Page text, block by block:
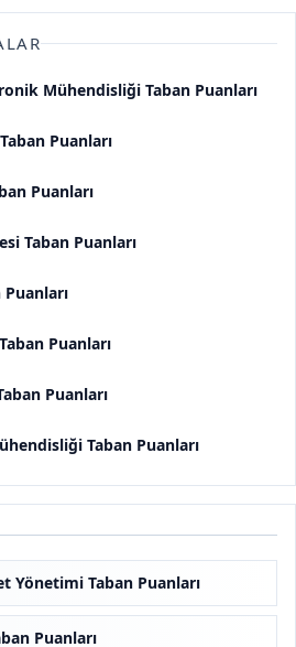
Mühendisliği Taban Puanları
Puanları
Puanları
Taban Puanları
Puanları
Puanları
Taban Puanları
Yönetimi Taban Puanları
Puanları